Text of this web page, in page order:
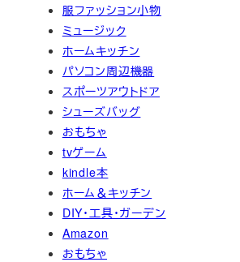
服ファッション小物
ミュージック
ホームキッチン
パソコン周辺機器
スポーツアウトドア
シューズバッグ
おもちゃ
tvゲーム
kindle本
ホーム＆キッチン
DIY・工具・ガーデン
Amazon
おもちゃ